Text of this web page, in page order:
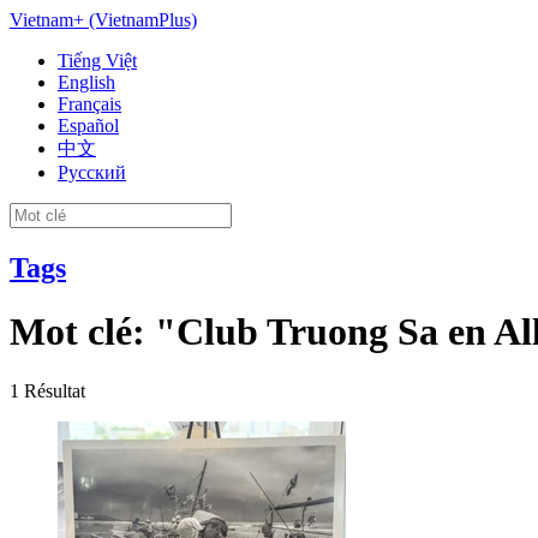
Vietnam+ (VietnamPlus)
Tiếng Việt
English
Français
Español
中文
Русский
Tags
Mot clé: "Club Truong Sa en
1 Résultat